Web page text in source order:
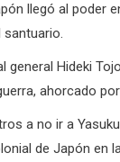
llegó al poder
santuario.
general Hideki
ahorcado
a no ir a
de Japón en